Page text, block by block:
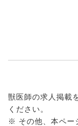
獣医師の求人掲載
ください。
※ その他、本ペー